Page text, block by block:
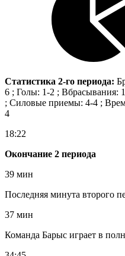
Статистика 2-го периода:
6 ; Голы: 1-2 ; Вбрасывания:
; Силовые приемы: 4-4 ;
4
18:22
Окончание 2 периода
39 мин
Последняя минута второго
37 мин
Команда Барыс играет в